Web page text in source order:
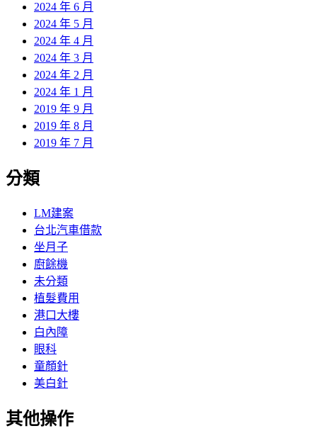
2024 年 6 月
2024 年 5 月
2024 年 4 月
2024 年 3 月
2024 年 2 月
2024 年 1 月
2019 年 9 月
2019 年 8 月
2019 年 7 月
分類
LM建案
台北汽車借款
坐月子
廚餘機
未分類
植髮費用
港口大樓
白內障
眼科
童顏針
美白針
其他操作